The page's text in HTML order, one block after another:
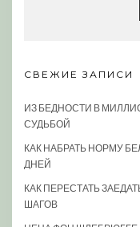
СВЕЖИЕ ЗАПИСИ
ИЗ БЕДНОСТИ В
СУДЬБОЙ
КАК НАБРАТЬ НОРМУ
ДНЕЙ
КАК ПЕРЕСТАТЬ
ШАГОВ